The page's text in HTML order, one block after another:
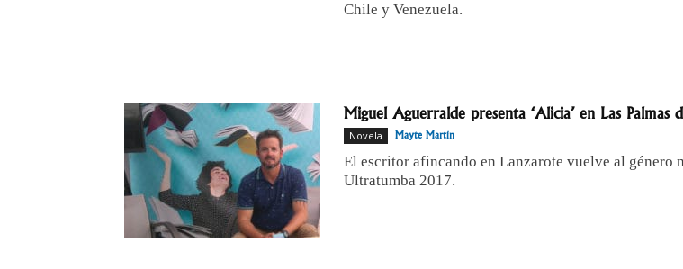
Chile y Venezuela.
Miguel Aguerralde presenta ‘Alicia’ en Las Palmas
Novela Mayte Martín
El escritor afincando en Lanzarote vuelve al género
Ultratumba 2017.